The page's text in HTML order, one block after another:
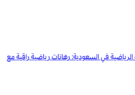
في السعودية: رهانات رياضية راقية مع